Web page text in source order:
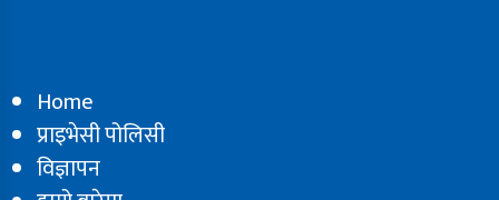
Home
प्राइभेसी पोलिसी
विज्ञापन